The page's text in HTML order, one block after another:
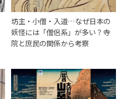
坊主・小僧・入道…なぜ日本の
妖怪には「僧侶系」が多い？寺
院と庶民の関係から考察